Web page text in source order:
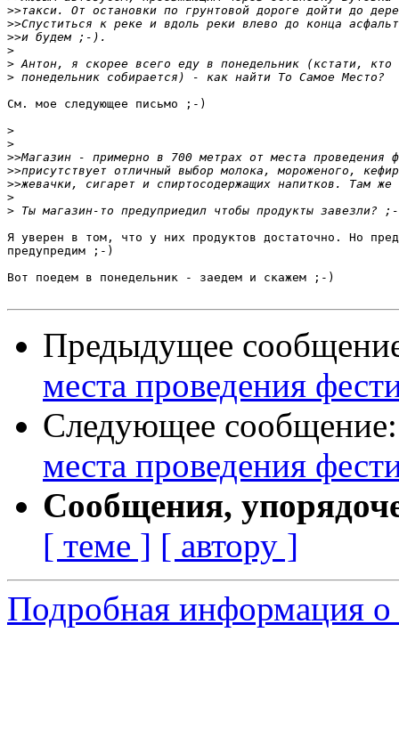
>>
>>
>>
>
>
>
См. мое следующее письмо ;-)
>
>
>>
>>
>>
>
>
Я уверен в том, что у них продуктов достаточно. Но
предупредим ;-)
Вот поедем в понедельник - заедем и скажем ;-)
Предыдущее
места проведения
Следующее
места проведения
Сообщения,
[ теме ] [ автору ]
Подробная информация о